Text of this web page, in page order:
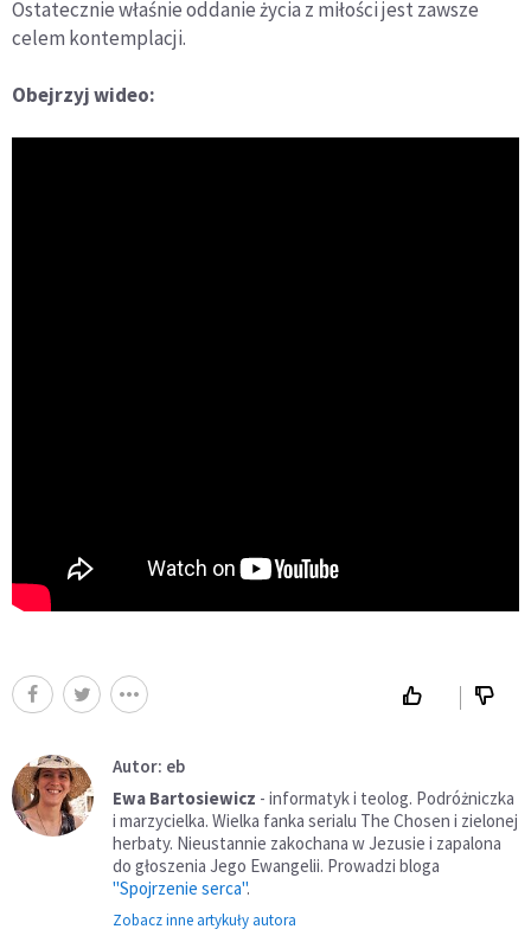
Ostatecznie właśnie oddanie życia z miłości jest zawsze
celem kontemplacji.
Obejrzyj wideo:
Autor: eb
Ewa Bartosiewicz - informatyk i teolog. Podróżniczka
i marzycielka. Wielka fanka serialu The Chosen i zielonej
herbaty. Nieustannie zakochana w Jezusie i zapalona
do głoszenia Jego Ewangelii. Prowadzi bloga
"Spojrzenie serca".
Zobacz inne artykuły autora